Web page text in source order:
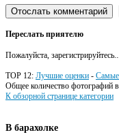
Переслать приятелю
Пожалуйста, зарегистрируйтесь...
TOP 12: Лучшие оценки -
Общее количество фотографий
К обзорной странице категории
В барахолке